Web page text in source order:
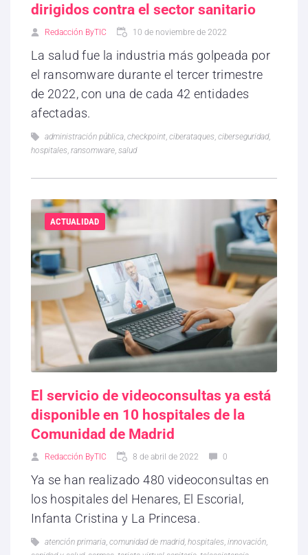
dirigidos contra el sector sanitario
Redacción ByTIC 10 de noviembre de 2022
La salud fue la industria más golpeada por
el ransomware durante el tercer trimestre
de 2022, con una de cada 42 entidades
afectadas.
administración pública, checkpoint, ciberataques, ciberseguridad,
hospitales, ransomware, salud
ACTUALIDAD
El servicio de videoconsultas ya está
disponible en 10 hospitales de la
Comunidad de Madrid
Redacción ByTIC 8 de abril de 2022 0
Ya se han realizado 480 videoconsultas en
los hospitales del Henares, El Escorial,
Infanta Cristina y La Princesa.
atención primaria, comunidad de madrid, hospitales, innovación,